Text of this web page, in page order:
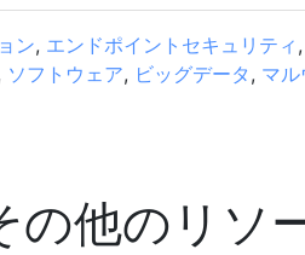
ン, エンドポイントセキュリティ ,
ソフトウェア, ビッグデータ , マル
の他のリソ